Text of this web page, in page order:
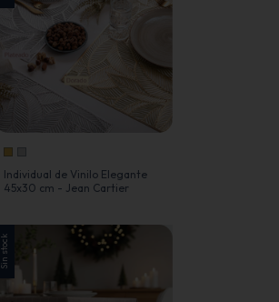
Individual de Vinilo Elegante
45x30 cm - Jean Cartier
Sin stock